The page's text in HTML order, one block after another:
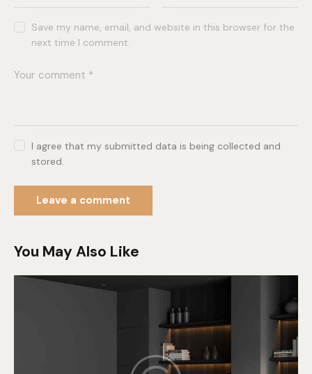
Save my name, email, and website in this browser for the
next time I comment.
I agree that my submitted data is being collected and
stored.
You May Also Like